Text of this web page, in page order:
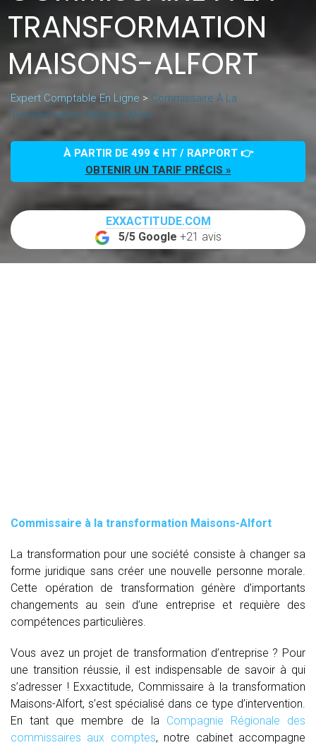
TRANSFORMATION
MAISONS-ALFORT
Expert Comptable En Ligne > Commissaire À La
Transformation Maisons-Alfort
À PARTIR DE 499 € HT / RAPPORT 👉
OBTENIR UN TARIF PRÉCIS »
EXXACTITUDE.COM
5/5 Google +21 avis
Commissaire à la transformation Maisons-Alfort
La transformation pour une société consiste à changer sa
forme juridique sans créer une nouvelle personne morale.
Cette opération de transformation génère d’importants
changements au sein d’une entreprise et requière des
compétences particulières.
Vous avez un projet de transformation d’entreprise ? Pour
une transition réussie, il est indispensable de savoir à qui
s’adresser ! Exxactitude, Commissaire à la transformation
Maisons-Alfort, s’est spécialisé dans ce type d’intervention.
En tant que membre de la Compagnie Régionale des
commissaires aux comptes, notre cabinet accompagne